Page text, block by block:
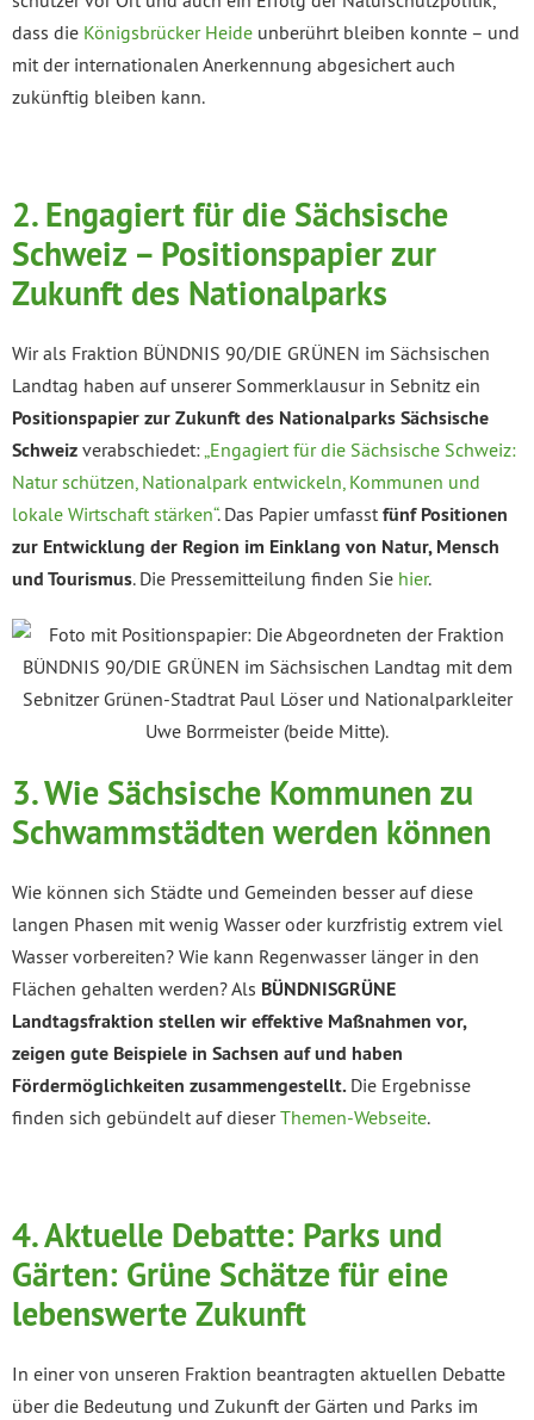
dass die Königsbrücker Heide unberührt bleiben konnte – und
mit der internationalen Anerkennung abgesichert auch
zukünftig bleiben kann.
2.Engagiert für die Sächsische
Schweiz – Positionspapier zur
Zukunft des Nationalparks
Wir als Fraktion BÜNDNIS 90/DIE GRÜNEN im Sächsischen
Landtag haben auf unserer Sommerklausur in Sebnitz ein
Positionspapier zur Zukunft des Nationalparks Sächsische
Schweiz verabschiedet:„Engagiert für die Sächsische Schweiz:
Natur schützen, Nationalpark entwickeln, Kommunen und
lokale Wirtschaft stärken“. Das Papier umfasst fünf Positionen
zur Entwicklung der Region im Einklang von Natur, Mensch
und Tourismus. Die Pressemitteilung finden Sie hier.
3.Wie Sächsische Kommunen zu
Schwammstädten werden können
Wie können sich Städte und Gemeinden besser auf diese
langen Phasen mit wenig Wasser oder kurzfristig extrem viel
Wasser vorbereiten? Wie kann Regenwasser länger in den
Flächen gehalten werden? Als BÜNDNISGRÜNE
Landtagsfraktion stellen wir effektive Maßnahmen vor,
zeigen gute Beispiele in Sachsen auf und haben
Fördermöglichkeiten zusammengestellt. Die Ergebnisse
finden sich gebündelt auf dieserThemen-Webseite.
4.Aktuelle Debatte: Parks und
Gärten: Grüne Schätze für eine
lebenswerte Zukunft
In einer von unseren Fraktion beantragten aktuellen Debatte
über die Bedeutung und Zukunft der Gärten und Parks im